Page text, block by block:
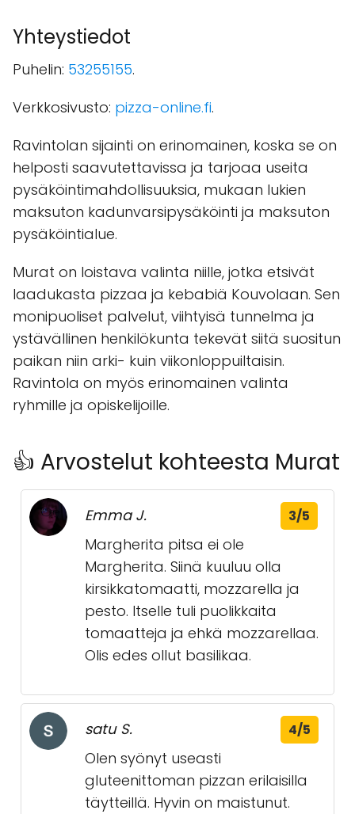
Yhteystiedot
Puhelin: 53255155.
Verkkosivusto: pizza-online.fi.
Ravintolan sijainti on erinomainen, koska se on
helposti saavutettavissa ja tarjoaa useita
pysäköintimahdollisuuksia, mukaan lukien
maksuton kadunvarsipysäköinti ja maksuton
pysäköintialue.
Murat on loistava valinta niille, jotka etsivät
laadukasta pizzaa ja kebabiä Kouvolaan. Sen
monipuoliset palvelut, viihtyisä tunnelma ja
ystävällinen henkilökunta tekevät siitä suositun
paikan niin arki- kuin viikonloppuiltaisin.
Ravintola on myös erinomainen valinta
ryhmille ja opiskelijoille.
👍 Arvostelut kohteesta Murat
Emma J. 3/5
Margherita pitsa ei ole
Margherita. Siinä kuuluu olla
kirsikkatomaatti, mozzarella ja
pesto. Itselle tuli puolikkaita
tomaatteja ja ehkä mozzarellaa.
Olis edes ollut basilikaa.
satu S. 4/5
Olen syönyt useasti
gluteenittoman pizzan erilaisilla
täytteillä. Hyvin on maistunut.